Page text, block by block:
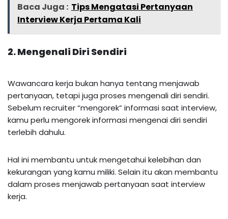
Baca Juga : Tips Mengatasi Pertanyaan
Interview Kerja Pertama Kali
2. Mengenali Diri Sendiri
Wawancara kerja bukan hanya tentang menjawab
pertanyaan, tetapi juga proses mengenali diri sendiri.
Sebelum recruiter “mengorek” informasi saat interview,
kamu perlu mengorek informasi mengenai diri sendiri
terlebih dahulu.
Hal ini membantu untuk mengetahui kelebihan dan
kekurangan yang kamu miliki. Selain itu akan membantu
dalam proses menjawab pertanyaan saat interview
kerja.